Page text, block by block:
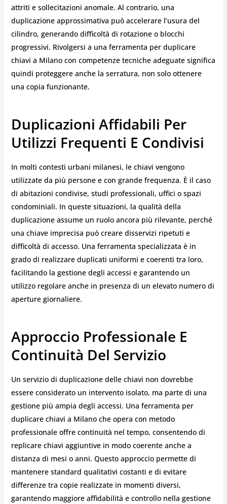
attriti e sollecitazioni anomale. Al contrario, una
duplicazione approssimativa può accelerare l’usura del
cilindro, generando difficoltà di rotazione o blocchi
progressivi. Rivolgersi a una ferramenta per duplicare
chiavi a Milano con competenze tecniche adeguate significa
quindi proteggere anche la serratura, non solo ottenere
una copia funzionante.
Duplicazioni Affidabili Per
Utilizzi Frequenti E Condivisi
In molti contesti urbani milanesi, le chiavi vengono
utilizzate da più persone e con grande frequenza. È il caso
di abitazioni condivise, studi professionali, uffici o spazi
condominiali. In queste situazioni, la qualità della
duplicazione assume un ruolo ancora più rilevante, perché
una chiave imprecisa può creare disservizi ripetuti e
difficoltà di accesso. Una ferramenta specializzata è in
grado di realizzare duplicati uniformi e coerenti tra loro,
facilitando la gestione degli accessi e garantendo un
utilizzo regolare anche in presenza di un elevato numero di
aperture giornaliere.
Approccio Professionale E
Continuità Del Servizio
Un servizio di duplicazione delle chiavi non dovrebbe
essere considerato un intervento isolato, ma parte di una
gestione più ampia degli accessi. Una ferramenta per
duplicare chiavi a Milano che opera con metodo
professionale offre continuità nel tempo, consentendo di
replicare chiavi aggiuntive in modo coerente anche a
distanza di mesi o anni. Questo approccio permette di
mantenere standard qualitativi costanti e di evitare
differenze tra copie realizzate in momenti diversi,
garantendo maggiore affidabilità e controllo nella gestione